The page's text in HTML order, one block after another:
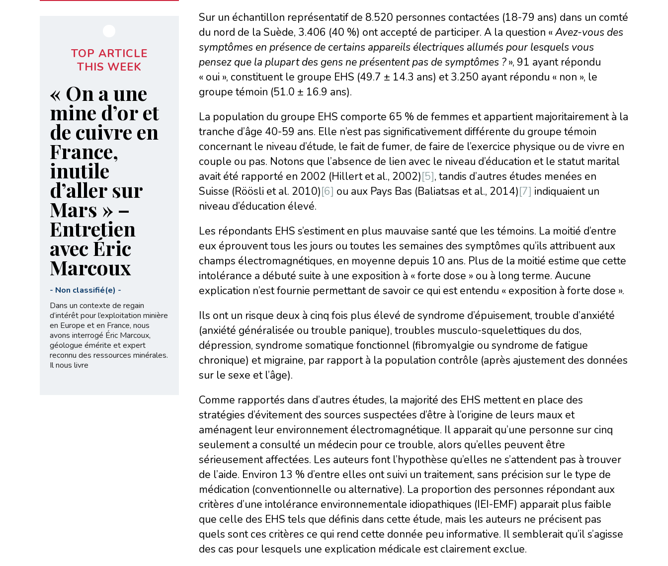
Sur un échantillon représentatif de 8.520 personnes contactées (18-79 ans) dans un comté
du nord de la Suède, 3.406 (40 %) ont accepté de participer. A la question « Avez-vous des
symptômes en présence de certains appareils électriques allumés pour lesquels vous
pensez que la plupart des gens ne présentent pas de symptômes ?», 91 ayant répondu
« oui », constituent le groupe EHS (49.7 ± 14.3 ans) et 3.250 ayant répondu « non », le
groupe témoin (51.0 ± 16.9 ans).
La population du groupe EHS comporte 65 % de femmes et appartient majoritairement à la
tranche d’âge 40-59 ans. Elle n’est pas significativement différente du groupe témoin
concernant le niveau d’étude, le fait de fumer, de faire de l’exercice physique ou de vivre en
couple ou pas. Notons que l’absence de lien avec le niveau d’éducation et le statut marital
avait été rapporté en 2002 (Hillert et al., 2002)[5], tandis d’autres études menées en
Suisse (Röösli et al. 2010)[6] ou aux Pays Bas (Baliatsas et al., 2014)[7] indiquaient un
niveau d’éducation élevé.
Les répondants EHS s’estiment en plus mauvaise santé que les témoins. La moitié d’entre
eux éprouvent tous les jours ou toutes les semaines des symptômes qu’ils attribuent aux
champs électromagnétiques, en moyenne depuis 10 ans. Plus de la moitié estime que cette
intolérance a débuté suite à une exposition à « forte dose » ou à long terme. Aucune
explication n’est fournie permettant de savoir ce qui est entendu « exposition à forte dose ».
Ils ont un risque deux à cinq fois plus élevé de syndrome d’épuisement, trouble d’anxiété
(anxiété généralisée ou trouble panique), troubles musculo-squelettiques du dos,
dépression, syndrome somatique fonctionnel (fibromyalgie ou syndrome de fatigue
chronique) et migraine, par rapport à la population contrôle (après ajustement des données
sur le sexe et l’âge).
Comme rapportés dans d’autres études, la majorité des EHS mettent en place des
stratégies d’évitement des sources suspectées d’être à l’origine de leurs maux et
aménagent leur environnement électromagnétique. Il apparait qu’une personne sur cinq
seulement a consulté un médecin pour ce trouble, alors qu’elles peuvent être
sérieusement affectées. Les auteurs font l’hypothèse qu’elles ne s’attendent pas à trouver
de l’aide. Environ 13 % d’entre elles ont suivi un traitement, sans précision sur le type de
médication (conventionnelle ou alternative). La proportion des personnes répondant aux
critères d’une intolérance environnementale idiopathiques (IEI-EMF) apparait plus faible
que celle des EHS tels que définis dans cette étude, mais les auteurs ne précisent pas
quels sont ces critères ce qui rend cette donnée peu informative. Il semblerait qu’il s’agisse
des cas pour lesquels une explication médicale est clairement exclue.
TOP ARTICLE
THIS WEEK
« On a une
mine d’or et
de cuivre en
France,
inutile
d’aller sur
Mars » –
Entretien
avec Éric
Marcoux
- Non classifié(e) -
Dans un contexte de regain
d’intérêt pour l’exploitation minière
en Europe et en France, nous
avons interrogé Éric Marcoux,
géologue émérite et expert
reconnu des ressources minérales.
Il nous livre